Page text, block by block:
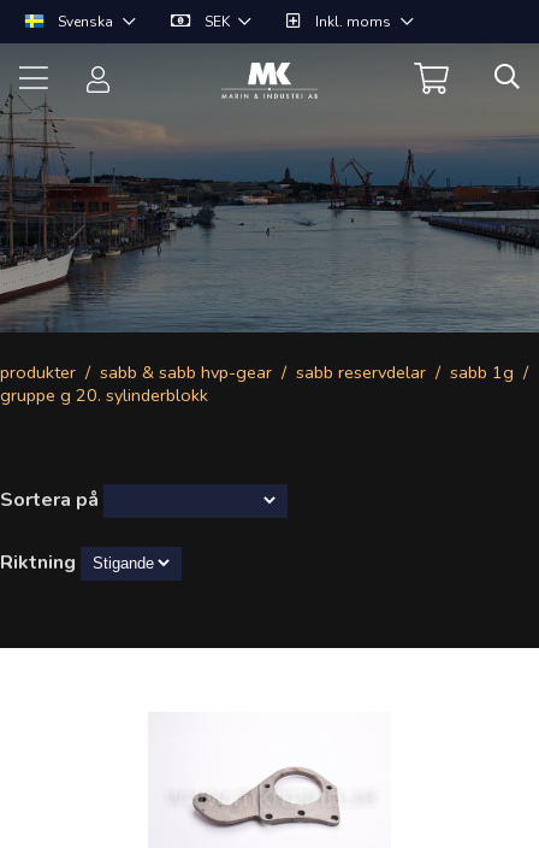
Svenska SEK Inkl. moms
produkter sabb & sabb hvp-gear sabb reservdelar
sabb 1g
gruppe g 20. sylinderblokk
Sortera på
Riktning